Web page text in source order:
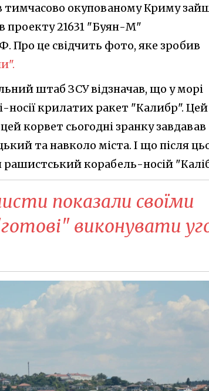
тимчасово окупованому Криму
проекту 21631 "Буян-М"
Про це свідчить фото, яке зробив
штаб ЗСУ відзначав, що у морі
носії крилатих ракет "Калибр". Цей
корвет сьогодні зранку завдавав
та навколо міста. І що після
корабель-носій
показали своїми
виконувати